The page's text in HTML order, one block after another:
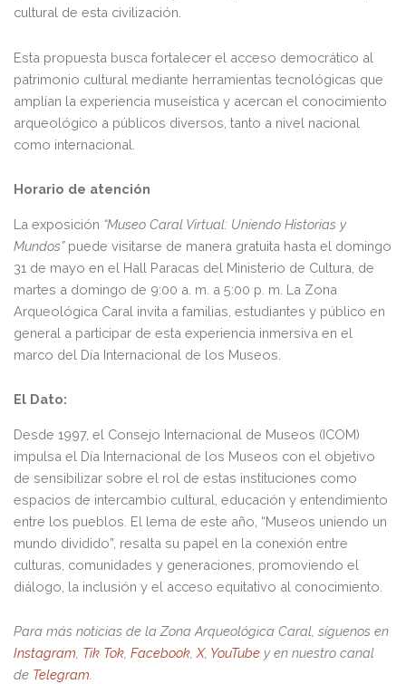
cultural de esta civilización.
Esta propuesta busca fortalecer el acceso democrático al
patrimonio cultural mediante herramientas tecnológicas que
amplían la experiencia museística y acercan el conocimiento
arqueológico a públicos diversos, tanto a nivel nacional
como internacional.
Horario de atención
La exposición “Museo Caral Virtual: Uniendo Historias y
Mundos”puede visitarse de manera gratuita hasta el domingo
31 de mayo en el Hall Paracas del Ministerio de Cultura, de
martes a domingo de 9:00 a. m. a 5:00 p. m. La Zona
Arqueológica Caral invita a familias, estudiantes y público en
general a participar de esta experiencia inmersiva en el
marco del Día Internacional de los Museos.
El Dato:
Desde 1997, el Consejo Internacional de Museos (ICOM)
impulsa el Día Internacional de los Museos con el objetivo
de sensibilizar sobre el rol de estas instituciones como
espacios de intercambio cultural, educación y entendimiento
entre los pueblos. El lema de este año, “Museos uniendo un
mundo dividido”, resalta su papel en la conexión entre
culturas, comunidades y generaciones, promoviendo el
diálogo, la inclusión y el acceso equitativo al conocimiento.
Para más noticias de la Zona Arqueológica Caral, síguenos en
Instagram Tik Tok Facebook X, YouTube y en nuestro canal
de Telegram